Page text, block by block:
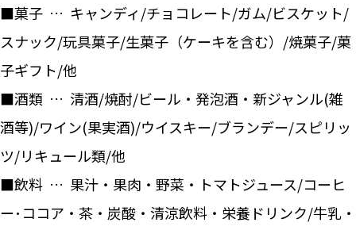
■菓子 … キャンディ/チョコレート/ガム/ビスケット/
スナック/玩具菓子/生菓子（ケーキを含む）/焼菓子/菓
子ギフト/他
■酒類 … 清酒/焼酎/ビール・発泡酒・新ジャンル(雑
酒等)/ワイン(果実酒)/ウイスキー/ブランデー/スピリッ
ツ/リキュール類/他
■飲料 … 果汁・果肉・野菜・トマトジュース/コーヒ
ー･ココア・茶・炭酸・清涼飲料・栄養ドリンク/牛乳・